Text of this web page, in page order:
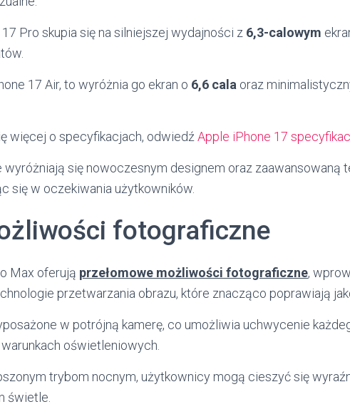
Pro skupia się na silniejszej wydajności z 6,3-calowym
17 Air, to wyróżnia go ekran o 6,6 cala oraz
więcej o specyfikacjach, odwiedź Apple iPhone 17
się nowoczesnym designem oraz zaawansowaną
się w oczekiwania użytkowników.
fotograficzne
Max oferują przełomowe możliwości fotograficzne,
przetwarzania obrazu, które znacząco poprawiają
w potrójną kamerę, co umożliwia uchwycenie
oświetleniowych.
trybom nocnym, użytkownicy mogą cieszyć się
świetle.